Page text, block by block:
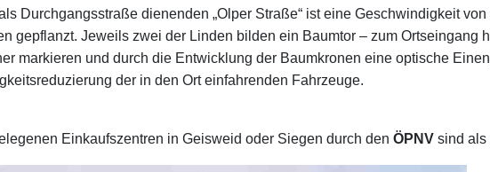
Durchgangsstraße dienenden „Olper Straße“ ist eine Geschwindigkeit
gepflanzt. Jeweils zwei der Linden bilden ein Baumtor – zum Ortseingang
markieren und durch die Entwicklung der Baumkronen eine optische
der in den Ort einfahrenden Fahrzeuge.
Einkaufszentren in Geisweid oder Siegen durch den ÖPNV sind als